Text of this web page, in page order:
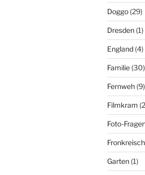
Doggo(29)
Dresden(1)
England(4)
Familie(30)
Fernweh(9)
Filmkram
Foto-
Fronkreisch
Garten(1)